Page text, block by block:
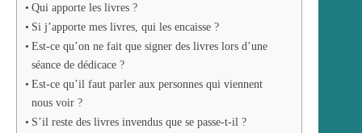
Qui apporte les livres ?
Si j’apporte mes livres, qui les encaisse ?
Est-ce qu’on ne fait que signer des livres lors d’une
séance de dédicace ?
Est-ce qu’il faut parler aux personnes qui viennent
nous voir ?
S’il reste des livres invendus que se passe-t-il ?